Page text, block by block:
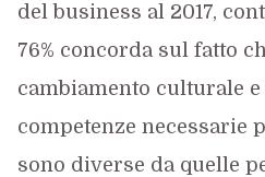
del business al 2017,
76% concorda sul fatto
cambiamento culturale e
competenze necessarie
sono diverse da quelle